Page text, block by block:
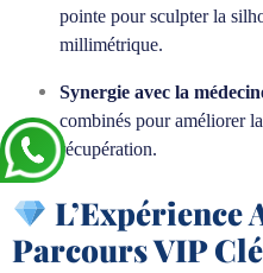
pointe pour sculpter la
millimétrique.
Synergie avec la
combinés pour améliorer
récupération.
L’Expérience
Parcours VIP